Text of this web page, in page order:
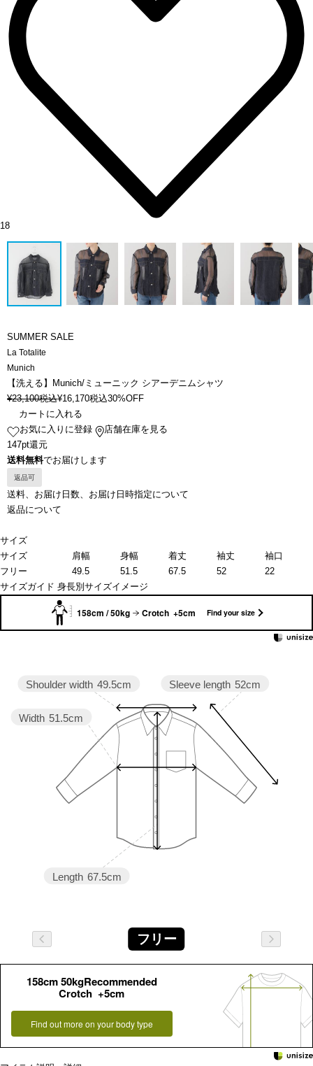
18
SUMMER SALE
La Totalite
Munich
【洗える】Munich/ミューニック シアーデニムシャツ
¥23,100税込¥16,170税込30%OFF
カートに入れる
お気に入りに登録
店舗在庫を見る
147pt還元
送料無料でお届けします
返品可
送料、お届け日数、お届け日時指定について
返品について
サイズ
サイズ
肩幅 身幅 着丈 袖丈
袖口
フリー
49.5 51.5 67.5 52
22
サイズガイド 身長別サイズイメージ
158cm / 50kg Crotch +5cm Find your size
Sleeve length 52cm
Length 67.5cm
Width 51.5cm
Shoulder width 49.5cm
フリー
158cm 50kgRecommended
Crotch +5cm
Find out more on your body type